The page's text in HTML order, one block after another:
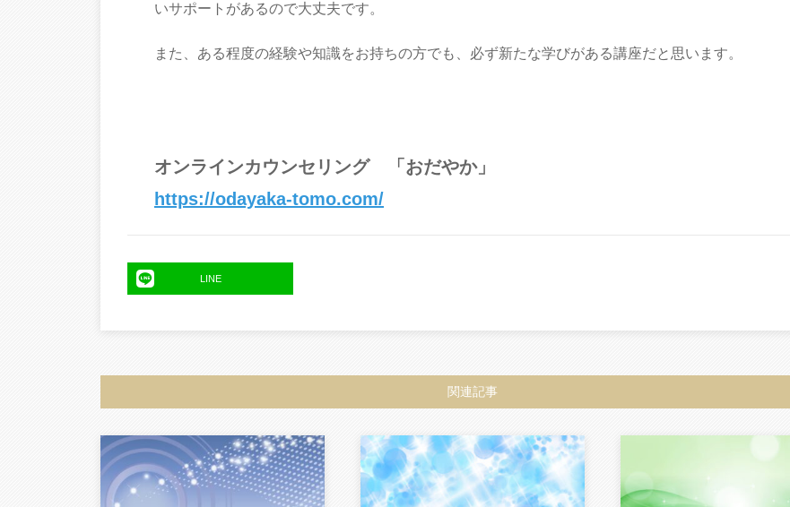
いサポートがあるので大丈夫です。
また、ある程度の経験や知識をお持ちの方でも、必ず新たな学びがある講座だと思います。
オンラインカウンセリング 「おだやか」
https://odayaka-tomo.com/
LINE
関連記事